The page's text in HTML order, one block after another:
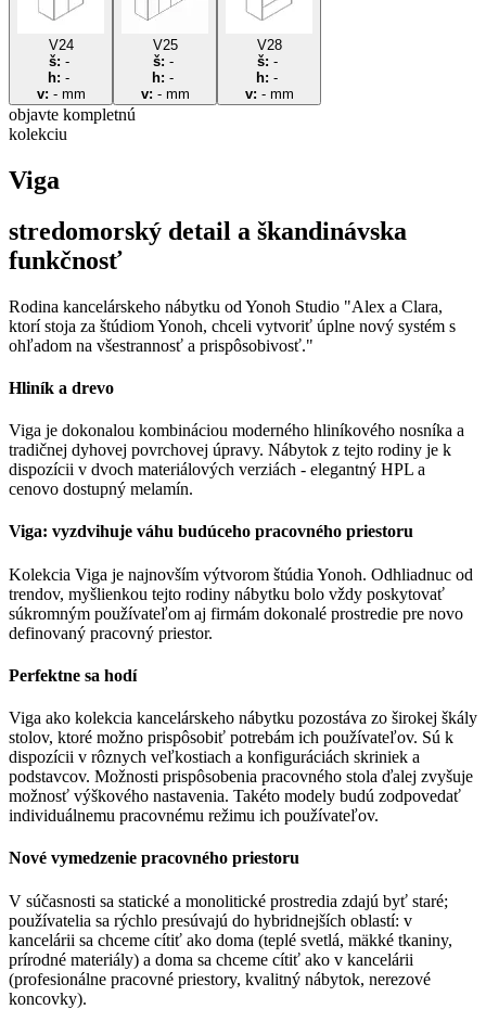
V24
š: -
h: -
v: -mm
V25
š: -
h: -
v: -mm
V28
š: -
h: -
v: -mm
objavte kompletnú
kolekciu
Viga
stredomorský detail a škandinávska
funkčnosť
Rodina kancelárskeho nábytku od Yonoh Studio "Alex a Clara,
ktorí stoja za štúdiom Yonoh, chceli vytvoriť úplne nový systém s
ohľadom na všestrannosť a prispôsobivosť."
Hliník a drevo
Viga je dokonalou kombináciou moderného hliníkového nosníka a
tradičnej dyhovej povrchovej úpravy. Nábytok z tejto rodiny je k
dispozícii v dvoch materiálových verziách - elegantný HPL a
cenovo dostupný melamín.
Viga: vyzdvihuje váhu budúceho pracovného priestoru
Kolekcia Viga je najnovším výtvorom štúdia Yonoh. Odhliadnuc od
trendov, myšlienkou tejto rodiny nábytku bolo vždy poskytovať
súkromným používateľom aj firmám dokonalé prostredie pre novo
definovaný pracovný priestor.
Perfektne sa hodí
Viga ako kolekcia kancelárskeho nábytku pozostáva zo širokej škály
stolov, ktoré možno prispôsobiť potrebám ich používateľov. Sú k
dispozícii v rôznych veľkostiach a konfiguráciách skriniek a
podstavcov. Možnosti prispôsobenia pracovného stola ďalej zvyšuje
možnosť výškového nastavenia. Takéto modely budú zodpovedať
individuálnemu pracovnému režimu ich používateľov.
Nové vymedzenie pracovného priestoru
V súčasnosti sa statické a monolitické prostredia zdajú byť staré;
používatelia sa rýchlo presúvajú do hybridnejších oblastí: v
kancelárii sa chceme cítiť ako doma (teplé svetlá, mäkké tkaniny,
prírodné materiály) a doma sa chceme cítiť ako v kancelárii
(profesionálne pracovné priestory, kvalitný nábytok, nerezové
koncovky).